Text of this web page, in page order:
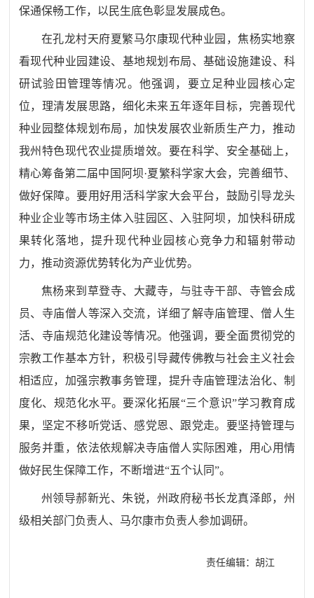
保通保畅工作，以民生底色彰显发展成色。
在孔龙村天府夏繁马尔康现代种业园，焦杨实地察
看现代种业园建设、基地规划布局、基础设施建设、科
研试验田管理等情况。他强调，要立足种业园核心定
位，理清发展思路，细化未来五年逐年目标，完善现代
种业园整体规划布局，加快发展农业新质生产力，推动
我州特色现代农业提质增效。要在科学、安全基础上，
精心筹备第二届中国阿坝·夏繁科学家大会，完善细节、
做好保障。要用好用活科学家大会平台，鼓励引导龙头
种业企业等市场主体入驻园区、入驻阿坝，加快科研成
果转化落地，提升现代种业园核心竞争力和辐射带动
力，推动资源优势转化为产业优势。
焦杨来到草登寺、大藏寺，与驻寺干部、寺管会成
员、寺庙僧人等深入交流，详细了解寺庙管理、僧人生
活、寺庙规范化建设等情况。他强调，要全面贯彻党的
宗教工作基本方针，积极引导藏传佛教与社会主义社会
相适应，加强宗教事务管理，提升寺庙管理法治化、制
度化、规范化水平。要深化拓展“三个意识”学习教育成
果，坚定不移听党话、感党恩、跟党走。要坚持管理与
服务并重，依法依规解决寺庙僧人实际困难，用心用情
做好民生保障工作，不断增进“五个认同”。
州领导郝新光、朱锐，州政府秘书长龙真泽郎，州
级相关部门负责人、马尔康市负责人参加调研。
责任编辑：胡江